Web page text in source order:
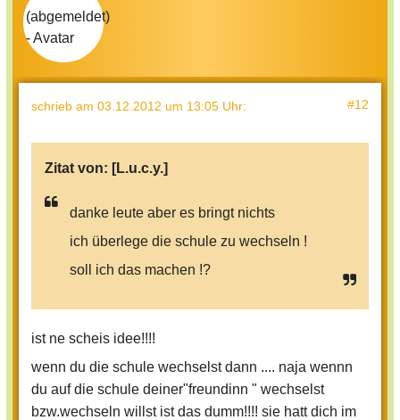
schrieb am 03.12.2012 um 13:05 Uhr: #12
Zitat von: [L.u.c.y.]
danke leute aber es bringt nichts
ich überlege die schule zu wechseln !
soll ich das machen !?
ist ne scheis idee!!!!
wenn du die schule wechselst dann .... naja wennn
du auf die schule deiner"freundinn " wechselst
bzw.wechseln willst ist das dumm!!!! sie hatt dich im